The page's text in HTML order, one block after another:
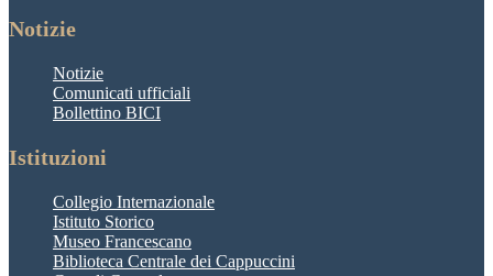
Notizie
Notizie
Comunicati ufficiali
Bollettino BICI
Istituzioni
Collegio Internazionale
Istituto Storico
Museo Francescano
Biblioteca Centrale dei Cappuccini